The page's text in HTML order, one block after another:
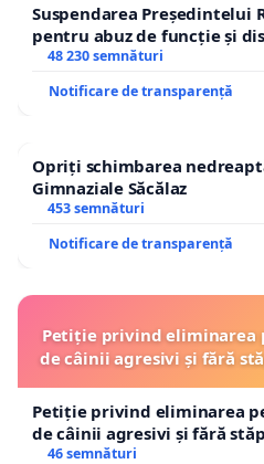
Suspendarea Președintelui
pentru abuz de funcție și
48 230 semnături
Notificare de transparență
Opriți schimbarea
Gimnaziale Săcălaz
453 semnături
Notificare de transparență
Petiție privind eliminarea
de câinii agresivi și fără
Petiție privind eliminarea
de câinii agresivi și fără
46 semnături